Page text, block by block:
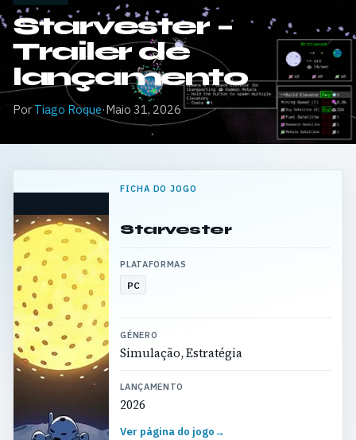
Starvester –
Trailer de
lançamento
Por Tiago Roque·Maio 31, 2026
FICHA DO JOGO
Starvester
PLATAFORMAS
PC
GÉNERO
Simulação, Estratégia
LANÇAMENTO
2026
Ver página do jogo→